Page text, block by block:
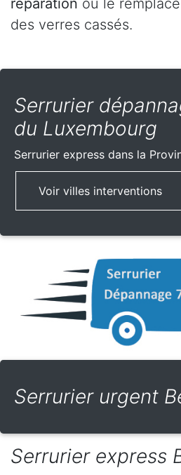
réparation ou le
des verres cassés.
Serrurier
du Luxembourg
Serrurier express dans la
Voir villes interventions
Serrurier urgent
Serrurier express